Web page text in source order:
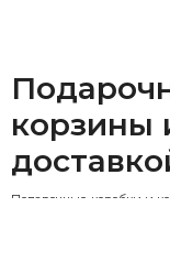
корзины
Подарочные коробки и
вариантов подарка,